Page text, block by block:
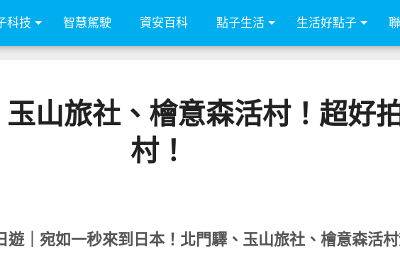
科技 智慧駕駛 資安百科 點子生活 生活好點子
山旅社、檜意森活村！超好
村！
遊｜宛如一秒來到日本！北門驛、玉山旅社、檜意森活